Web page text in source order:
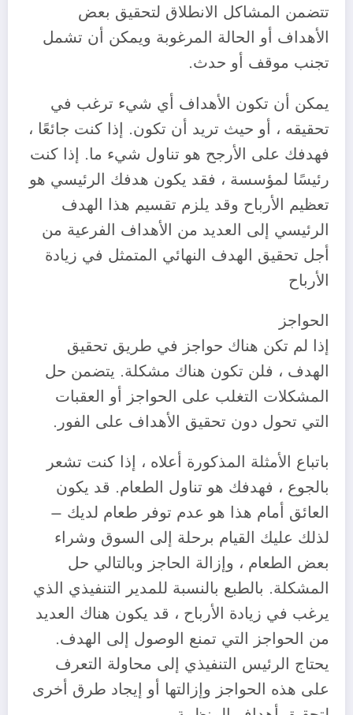
‎تتضمن المشاكل الانطلاق لتحقيق بعض
الأهداف أو الحالة المرغوبة ويمكن أن تشمل
تجنب موقف أو حدث.
‎يمكن أن تكون الأهداف أي شيء ترغب في
تحقيقه ، أو حيث تريد أن تكون. إذا كنت جائعًا ،
فهدفك على الأرجح هو تناول شيء ما. إذا كنت
رئيسًا لمؤسسة ، فقد يكون هدفك الرئيسي هو
تعظيم الأرباح وقد يلزم تقسيم هذا الهدف
الرئيسي إلى العديد من الأهداف الفرعية من
أجل تحقيق الهدف النهائي المتمثل في زيادة
الأرباح
‎إذا لم تكن هناك حواجز في طريق تحقيق
الهدف ، فلن تكون هناك مشكلة. يتضمن حل
المشكلات التغلب على الحواجز أو العقبات
التي تحول دون تحقيق الأهداف على الفور.
‎باتباع الأمثلة المذكورة أعلاه ، إذا كنت تشعر
بالجوع ، فهدفك هو تناول الطعام. قد يكون
العائق أمام هذا هو عدم توفر طعام لديك –
لذلك عليك القيام برحلة إلى السوق وشراء
بعض الطعام ، وإزالة الحاجز وبالتالي حل
المشكلة. بالطبع بالنسبة للمدير التنفيذي الذي
يرغب في زيادة الأرباح ، قد يكون هناك العديد
من الحواجز التي تمنع الوصول إلى الهدف.
يحتاج الرئيس التنفيذي إلى محاولة التعرف
على هذه الحواجز وإزالتها أو إيجاد طرق أخرى